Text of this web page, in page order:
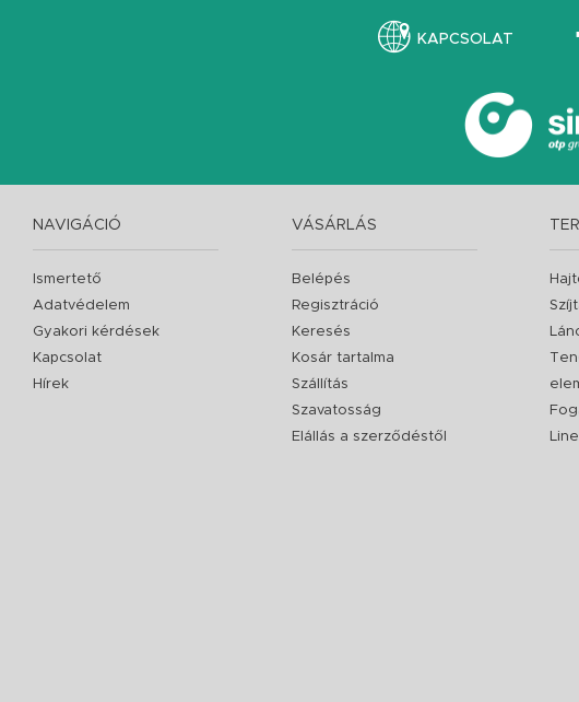
KAPCSOLAT
NAVIGÁCIÓ
Ismertető
Adatvédelem
Gyakori kérdések
Kapcsolat
Hírek
VÁSÁRLÁS
Belépés
Regisztráció
Keresés
Kosár tartalma
Szállítás
Szavatosság
Elállás a szerződéstől